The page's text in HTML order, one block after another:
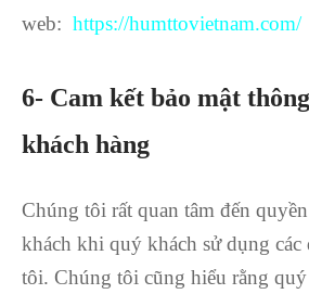
web: https://humttovietnam.com/
6- Cam kết bảo mật
khách hàng
Chúng tôi rất quan tâm đến
khách khi quý khách sử dụng các
tôi. Chúng tôi cũng hiểu rằng quý